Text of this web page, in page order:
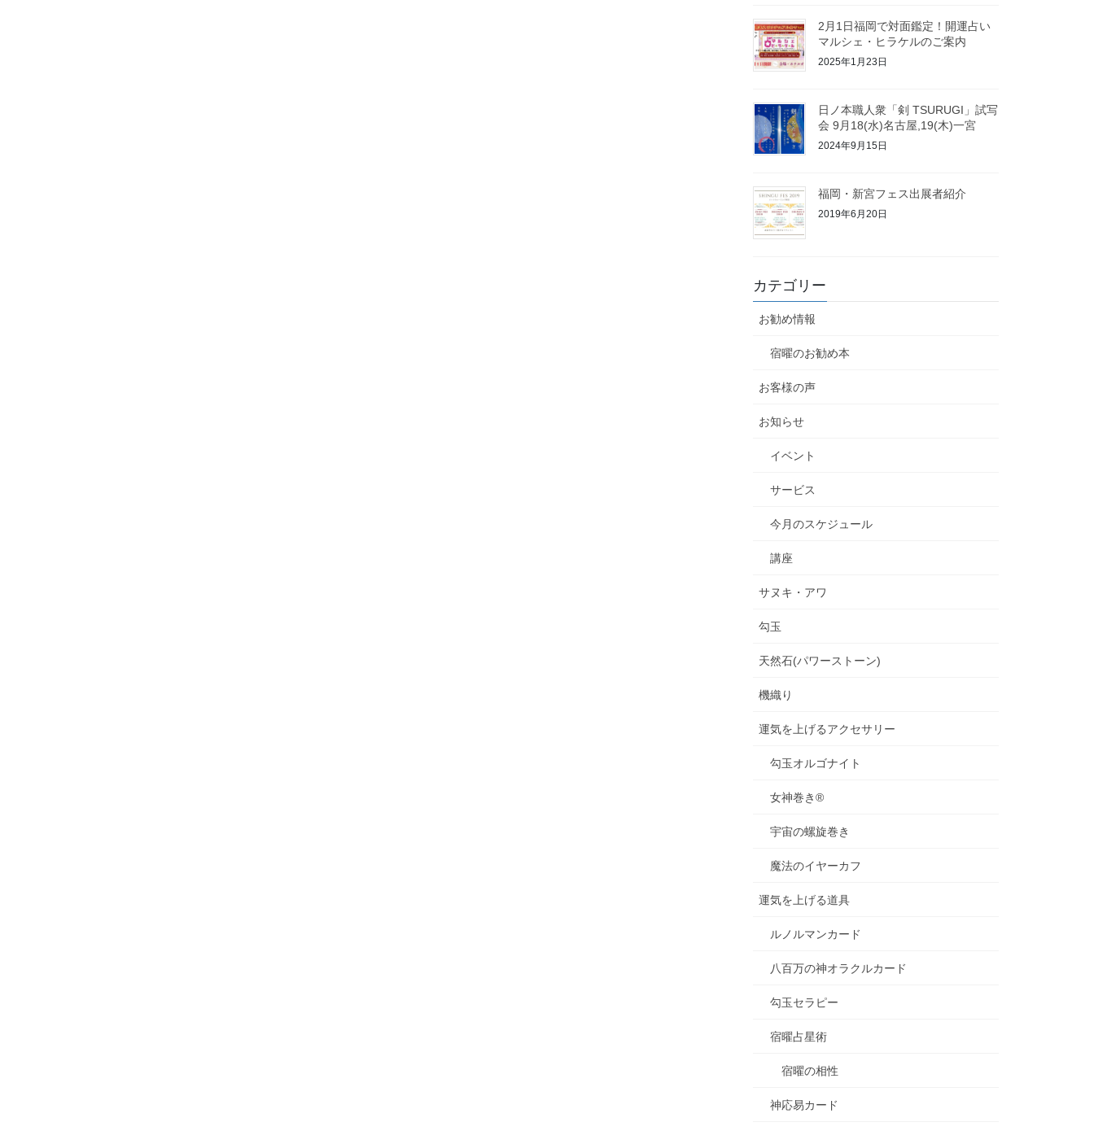
2月1日福岡で対面鑑定！開運占い
マルシェ・ヒラケルのご案内
2025年1月23日
日ノ本職人衆「剣 TSURUGI」試写
会 9月18(水)名古屋,19(木)一宮
2024年9月15日
福岡・新宮フェス出展者紹介
2019年6月20日
カテゴリー
お勧め情報
宿曜のお勧め本
お客様の声
お知らせ
イベント
サービス
今月のスケジュール
講座
サヌキ・アワ
勾玉
天然石(パワーストーン)
機織り
運気を上げるアクセサリー
勾玉オルゴナイト
女神巻き®
宇宙の螺旋巻き
魔法のイヤーカフ
運気を上げる道具
ルノルマンカード
八百万の神オラクルカード
勾玉セラピー
宿曜占星術
宿曜の相性
神応易カード